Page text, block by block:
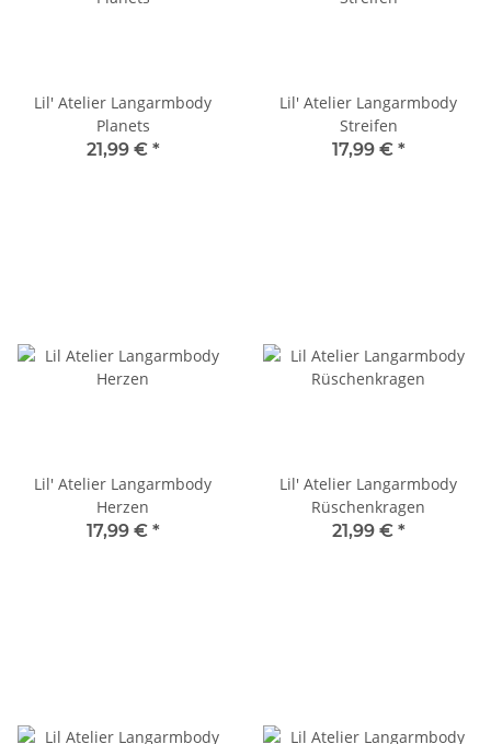
Lil' Atelier Langarmbody
Planets
21,99 € *
Lil' Atelier Langarmbody
Streifen
17,99 € *
Lil' Atelier Langarmbody
Herzen
17,99 € *
Lil' Atelier Langarmbody
Rüschenkragen
21,99 € *